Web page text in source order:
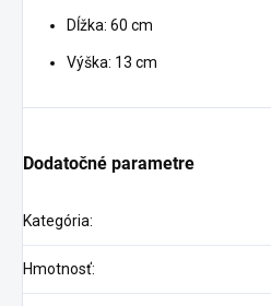
Dĺžka: 60 cm
Výška: 13 cm
Dodatočné parametre
Kategória:
Hmotnosť: